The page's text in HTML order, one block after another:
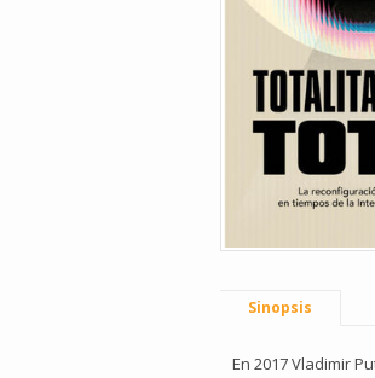
Sinopsis
En 2017 Vladimir